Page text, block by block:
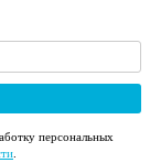
персональных